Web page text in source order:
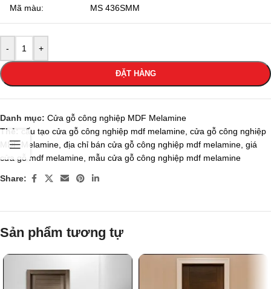
Mã màu: MS 436SMM
- +
ĐẶT HÀNG
Danh mục: Cửa gỗ công nghiệp MDF Melamine
Thẻ:
cấu tạo cửa gỗ công nghiệp mdf melamine cửa gỗ công nghiệp
MDF Melamine địa chỉ bán cửa gỗ công nghiệp mdf melamine giá
cửa gỗ mdf melamine mẫu cửa gỗ công nghiệp mdf melamine
Share:
Sản phẩm tương tự